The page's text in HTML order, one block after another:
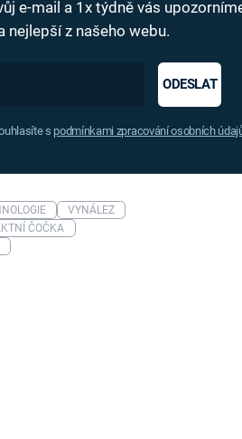
e-mail a 1x týdně vás
nejlepší z našeho webu.
ODESLAT
s podmínkami zpracování osobních
VYNÁLEZ
ČOČKA